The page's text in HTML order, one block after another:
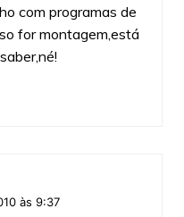
com programas de
for montagem,está
às 9:37